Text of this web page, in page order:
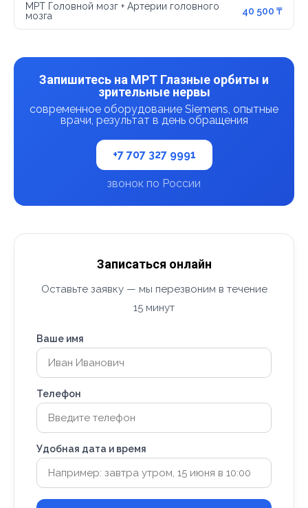
МРТ Головной мозг + Артерии головного
мозга
40 500 ₸
Запишитесь на МРТ Глазные орбиты и
зрительные нервы
современное оборудование Siemens, опытные
врачи, результат в день обращения
+7 707 327 9991
звонок по России
Записаться онлайн
Оставьте заявку — мы перезвоним в течение
15 минут
Ваше имя
Телефон
Удобная дата и время